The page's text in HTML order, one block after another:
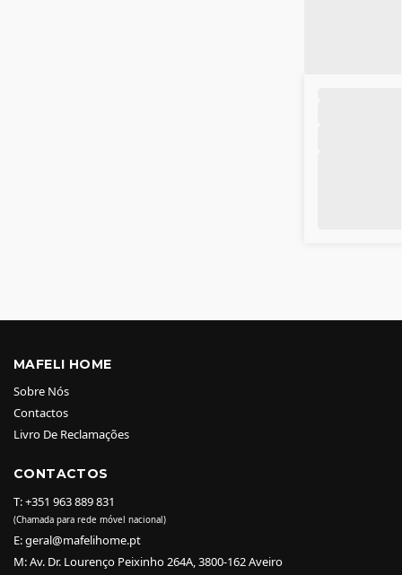
MAFELI HOME
Sobre Nós
Contactos
Livro De Reclamações
CONTACTOS
T: +351 963 889 831
(Chamada para rede móvel nacional)
E: geral@mafelihome.pt
M: Av. Dr. Lourenço Peixinho 264A, 3800-162 Aveiro